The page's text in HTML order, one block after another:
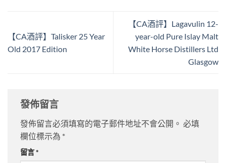
【CA酒評】Talisker 25 Year
Old 2017 Edition
【CA酒評】Lagavulin 12-
year-old Pure Islay Malt
White Horse Distillers Ltd
Glasgow
發佈留言
發佈留言必須填寫的電子郵件地址不會公開。 必填
欄位標示為 *
留言*